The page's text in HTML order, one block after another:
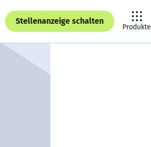
Stellenanzeige schalten
Produkte